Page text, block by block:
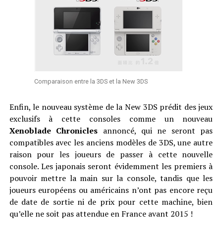
Comparaison entre la 3DS et la New 3DS
Enfin, le nouveau système de la New 3DS prédit des jeux
exclusifs à cette consoles comme un nouveau
Xenoblade Chronicles annoncé, qui ne seront pas
compatibles avec les anciens modèles de 3DS, une autre
raison pour les joueurs de passer à cette nouvelle
console. Les japonais seront évidemment les premiers à
pouvoir mettre la main sur la console, tandis que les
joueurs européens ou américains n’ont pas encore reçu
de date de sortie ni de prix pour cette machine, bien
qu’elle ne soit pas attendue en France avant 2015 !